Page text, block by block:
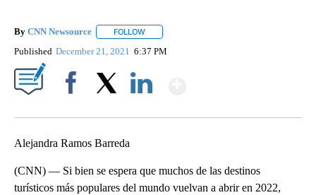
By CNN Newsource FOLLOW
Published December 21, 2021 6:37 PM
Alejandra Ramos Barreda
(CNN) — Si bien se espera que muchos de las destinos
turísticos más populares del mundo vuelvan a abrir en 2022,